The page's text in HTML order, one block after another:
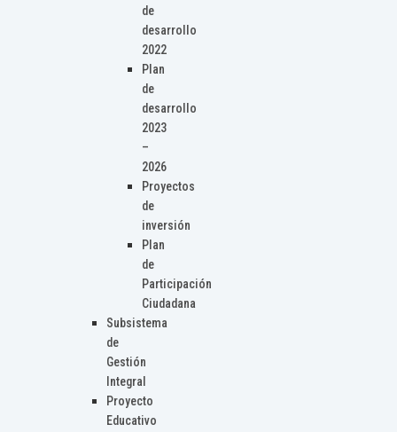
de
desarrollo
2022
Plan
de
desarrollo
2023
–
2026
Proyectos
de
inversión
Plan
de
Participación
Ciudadana
Subsistema
de
Gestión
Integral
Proyecto
Educativo